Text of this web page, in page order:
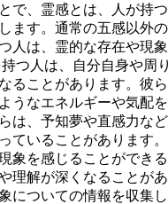
で、 霊感とは、人が持
ます。通常の五感以外
人は、霊的な存在や現
つ人は、自分自身や周
ることがあります。彼
うなエネルギーや気配
は、予知夢や直感力な
ていることがあります。
象を感じることができ
理解が深くなることが
についての情報を収集